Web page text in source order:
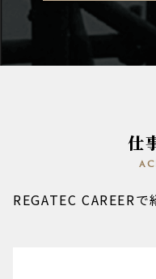
仕
REGATEC CAREER